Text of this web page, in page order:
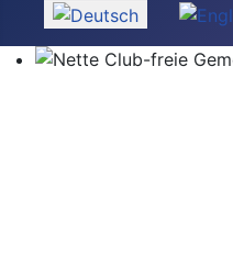
Sprache auswählen